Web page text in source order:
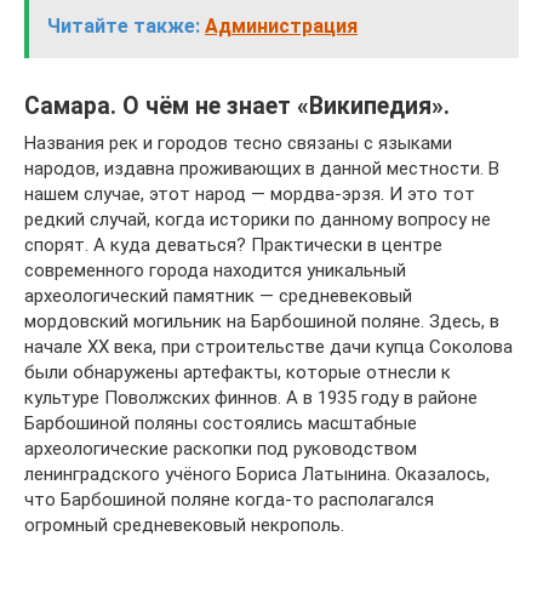
Читайте также: Администрация
Самара. О чём не знает «Википедия».
Названия рек и городов тесно связаны с языками
народов, издавна проживающих в данной местности. В
нашем случае, этот народ — мордва-эрзя. И это тот
редкий случай, когда историки по данному вопросу не
спорят. А куда деваться? Практически в центре
современного города находится уникальный
археологический памятник — средневековый
мордовский могильник на Барбошиной поляне. Здесь, в
начале XX века, при строительстве дачи купца Соколова
были обнаружены артефакты, которые отнесли к
культуре Поволжских финнов. А в 1935 году в районе
Барбошиной поляны состоялись масштабные
археологические раскопки под руководством
ленинградского учёного Бориса Латынина. Оказалось,
что Барбошиной поляне когда-то располагался
огромный средневековый некрополь.